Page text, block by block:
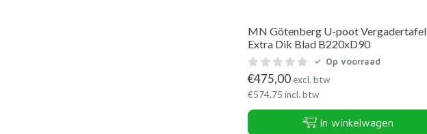
MN Götenberg U-poot Vergadertafel
Extra Dik Blad B220xD90
Op voorraad
€475,00excl. btw
€574,75 incl. btw
In winkelwagen